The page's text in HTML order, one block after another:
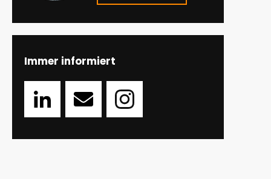
Immer informiert